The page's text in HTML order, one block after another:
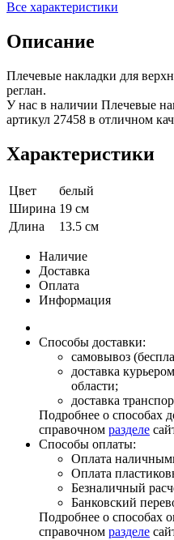
Все характеристики
Описание
Плечевые накладки для
реглан.
У нас в наличии Плечевые
артикул 27458 в отличном
Характеристики
Цвет
белый
Ширина 19 см
Длина
13.5 см
Наличие
Доставка
Оплата
Информация
Способы доставки:
самовывоз
доставка
области;
доставка
Подробнее о способах
справочном разделе
Способы оплаты:
Оплата
Оплата
Безналичный
Банковский
Подробнее о способах
справочном разделе